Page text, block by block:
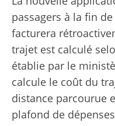
passagers à la fin
facturera
trajet est calculé
établie par le
calcule le coût du
distance parcourue
plafond de